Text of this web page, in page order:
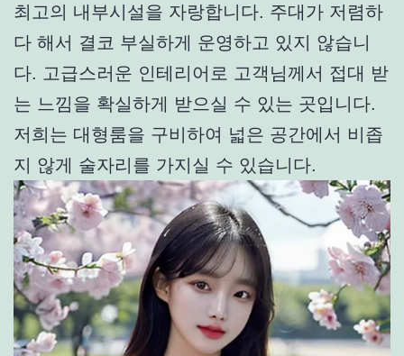
최고의 내부시설을 자랑합니다. 주대가 저렴하
다 해서 결코 부실하게 운영하고 있지 않습니
다. 고급스러운 인테리어로 고객님께서 접대 받
는 느낌을 확실하게 받으실 수 있는 곳입니다.
저희는 대형룸을 구비하여 넓은 공간에서 비좁
지 않게 술자리를 가지실 수 있습니다.